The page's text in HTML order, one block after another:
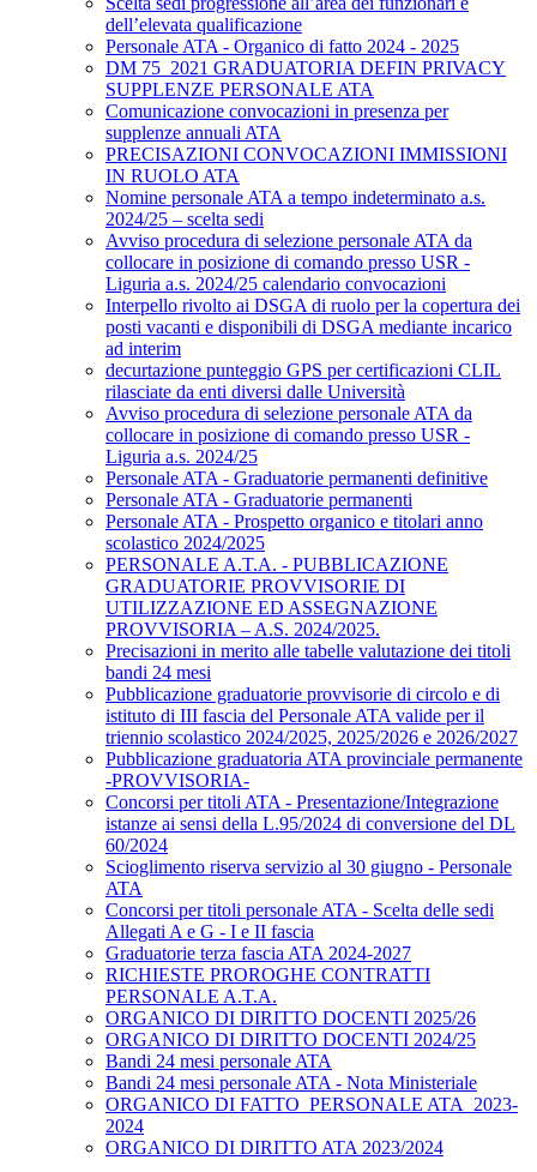
dell’elevata qualificazione
Personale ATA - Organico di fatto 2024 - 2025
DM 75_2021 GRADUATORIA DEFIN PRIVACY
SUPPLENZE PERSONALE ATA
Comunicazione convocazioni in presenza per
supplenze annuali ATA
PRECISAZIONI CONVOCAZIONI IMMISSIONI
IN RUOLO ATA
Nomine personale ATA a tempo indeterminato a.s.
2024/25 – scelta sedi
Avviso procedura di selezione personale ATA da
collocare in posizione di comando presso USR -
Liguria a.s. 2024/25 calendario convocazioni
Interpello rivolto ai DSGA di ruolo per la copertura dei
posti vacanti e disponibili di DSGA mediante incarico
ad interim
decurtazione punteggio GPS per certificazioni CLIL
rilasciate da enti diversi dalle Università
Avviso procedura di selezione personale ATA da
collocare in posizione di comando presso USR -
Liguria a.s. 2024/25
Personale ATA - Graduatorie permanenti definitive
Personale ATA - Graduatorie permanenti
Personale ATA - Prospetto organico e titolari anno
scolastico 2024/2025
PERSONALE A.T.A. - PUBBLICAZIONE
GRADUATORIE PROVVISORIE DI
UTILIZZAZIONE ED ASSEGNAZIONE
PROVVISORIA – A.S. 2024/2025.
Precisazioni in merito alle tabelle valutazione dei titoli
bandi 24 mesi
Pubblicazione graduatorie provvisorie di circolo e di
istituto di III fascia del Personale ATA valide per il
triennio scolastico 2024/2025, 2025/2026 e 2026/2027
Pubblicazione graduatoria ATA provinciale permanente
-PROVVISORIA-
Concorsi per titoli ATA - Presentazione/Integrazione
istanze ai sensi della L.95/2024 di conversione del DL
60/2024
Scioglimento riserva servizio al 30 giugno - Personale
ATA
Concorsi per titoli personale ATA - Scelta delle sedi
Allegati A e G - I e II fascia
Graduatorie terza fascia ATA 2024-2027
RICHIESTE PROROGHE CONTRATTI
PERSONALE A.T.A.
ORGANICO DI DIRITTO DOCENTI 2025/26
ORGANICO DI DIRITTO DOCENTI 2024/25
Bandi 24 mesi personale ATA
Bandi 24 mesi personale ATA - Nota Ministeriale
ORGANICO DI FATTO_PERSONALE ATA_2023-
2024
ORGANICO DI DIRITTO ATA 2023/2024